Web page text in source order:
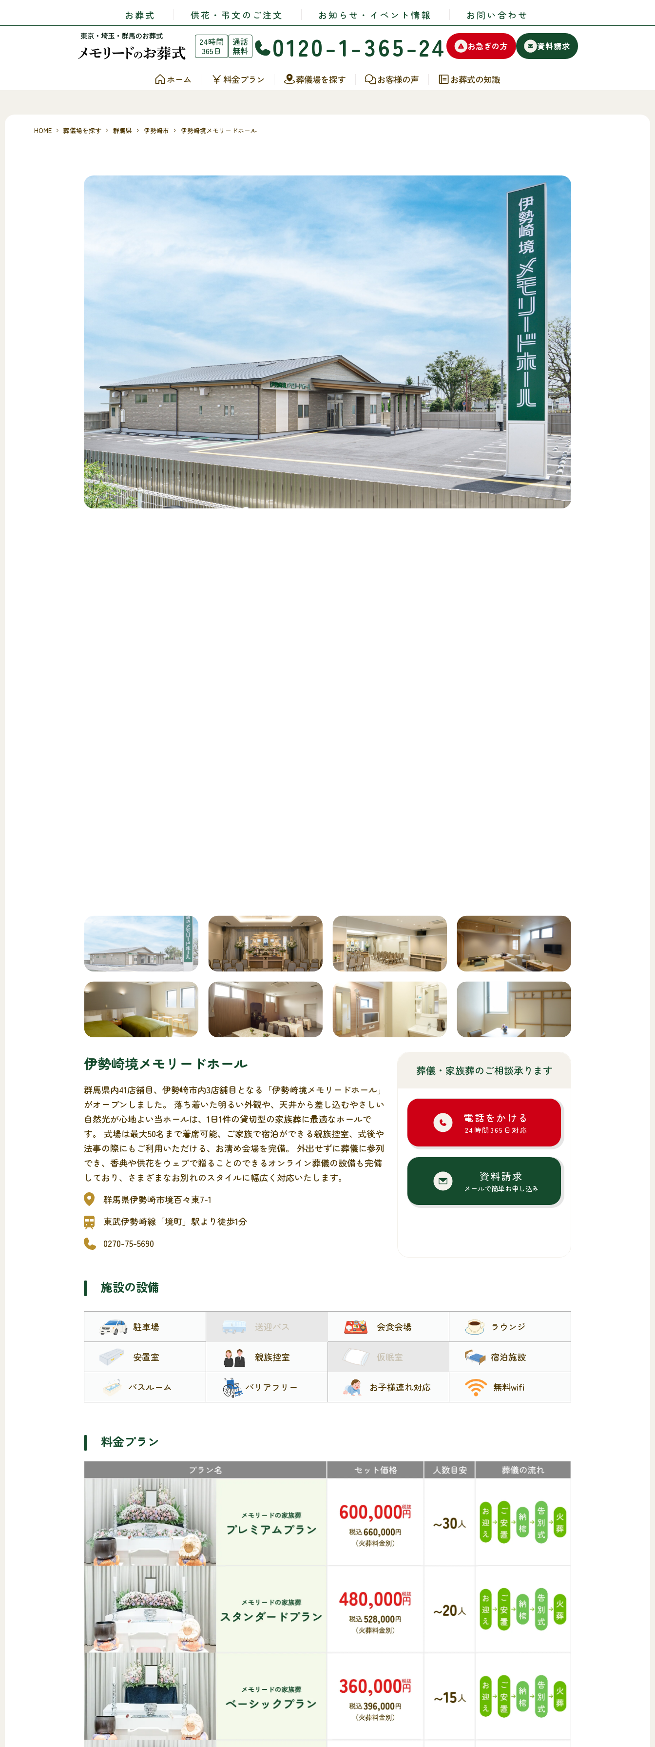
お葬式 供花・弔文のご注文 お知らせ・イベント情報 お問い合わせ
24時間
365日
通話
無料 0120-1-365-24 お急ぎの方 資料請求
ホーム 料金プラン 葬儀場を探す お客様の声 お葬式の知識
HOME 葬儀場を探す 群馬県 伊勢崎市 伊勢崎境メモリードホール
伊勢崎境メモリードホール
群馬県内41店舗目、伊勢崎市内3店舗目となる「伊勢崎境メモリードホール」
がオープンしました。 落ち着いた明るい外観や、天井から差し込むやさしい
自然光が心地よい当ホールは、1日1件の貸切型の家族葬に最適なホールで
す。 式場は最大50名まで着席可能、ご家族で宿泊ができる親族控室、式後や
法事の際にもご利用いただける、お清め会場を完備。 外出せずに葬儀に参列
でき、香典や供花をウェブで贈ることのできるオンライン葬儀の設備も完備
しており、さまざまなお別れのスタイルに幅広く対応いたします。
群馬県伊勢崎市境百々東7-1
東武伊勢崎線「境町」駅より徒歩1分
0270-75-5690
葬儀・家族葬のご相談承ります
電話をかける
24時間365日対応
資料請求
メールで簡単お申し込み
施設の設備
駐車場 送迎バス 会食会場 ラウンジ
安置室 親族控室 仮眠室 宿泊施設
バスルーム バリアフリー お子様連れ対応 無料wifi
料金プラン